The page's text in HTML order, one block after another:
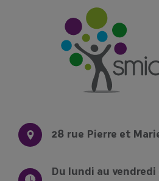
28 rue Pierre et
Du lundi au vendredi